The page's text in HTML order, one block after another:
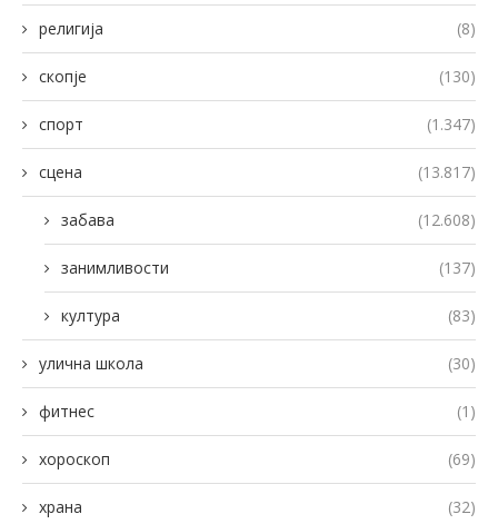
религија (8)
скопје (130)
спорт (1.347)
сцена (13.817)
забава (12.608)
занимливости (137)
култура (83)
улична школа (30)
фитнес (1)
хороскоп (69)
храна (32)